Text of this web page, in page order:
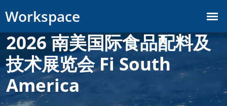
2026 南美国际食品配料及
技术展览会 Fi South
America